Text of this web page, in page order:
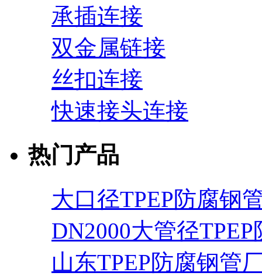
承插连接
双金属链接
丝扣连接
快速接头连接
热门产品
大口径TPEP防腐钢
DN2000大管径
山东TPEP防腐钢管